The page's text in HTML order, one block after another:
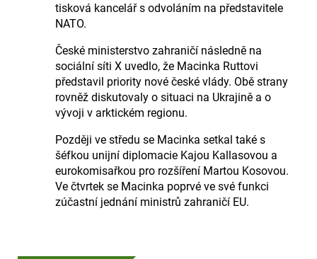
tisková kancelář s odvoláním na představitele
NATO.
České ministerstvo zahraničí následně na
sociální síti X uvedlo, že Macinka Ruttovi
představil priority nové české vlády. Obě strany
rovněž diskutovaly o situaci na Ukrajině a o
vývoji v arktickém regionu.
Později ve středu se Macinka setkal také s
šéfkou unijní diplomacie Kajou Kallasovou a
eurokomisařkou pro rozšíření Martou Kosovou.
Ve čtvrtek se Macinka poprvé ve své funkci
zúčastní jednání ministrů zahraničí EU.